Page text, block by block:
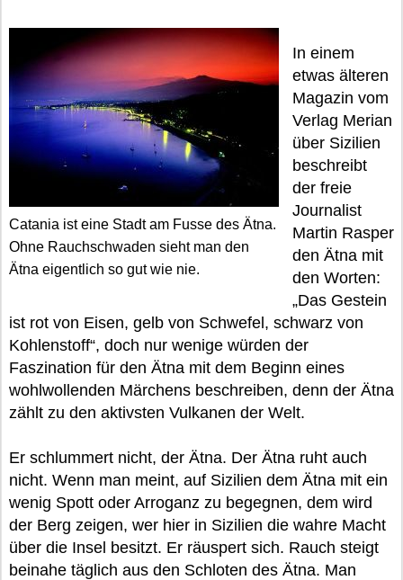
Catania ist eine Stadt am Fusse des Ätna.
Ohne Rauchschwaden sieht man den
Ätna eigentlich so gut wie nie.
In einem
etwas älteren
Magazin vom
Verlag Merian
über Sizilien
beschreibt
der freie
Journalist
Martin Rasper
den Ätna mit
den Worten:
„Das Gestein
ist rot von Eisen, gelb von Schwefel, schwarz von
Kohlenstoff“, doch nur wenige würden der
Faszination für den Ätna mit dem Beginn eines
wohlwollenden Märchens beschreiben, denn der Ätna
zählt zu den aktivsten Vulkanen der Welt.
Er schlummert nicht, der Ätna. Der Ätna ruht auch
nicht. Wenn man meint, auf Sizilien dem Ätna mit ein
wenig Spott oder Arroganz zu begegnen, dem wird
der Berg zeigen, wer hier in Sizilien die wahre Macht
über die Insel besitzt. Er räuspert sich. Rauch steigt
beinahe täglich aus den Schloten des Ätna. Man